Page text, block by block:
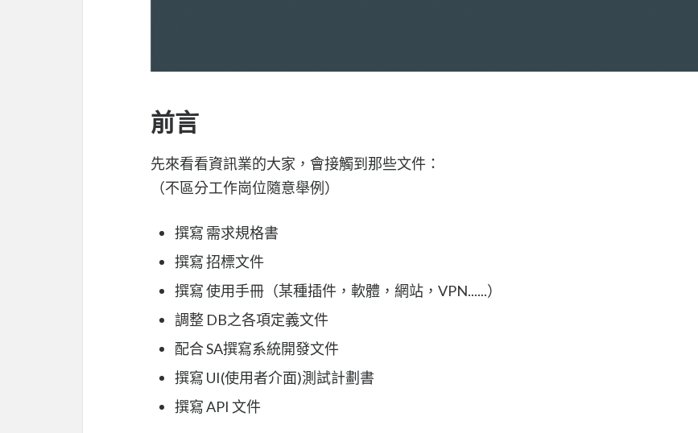
前言
先來看看資訊業的大家，會接觸到那些文件：
（不區分工作崗位隨意舉例）
撰寫 需求規格書
撰寫 招標文件
撰寫 使用手冊（某種插件，軟體，網站，VPN......）
調整 DB之各項定義文件
配合 SA撰寫系統開發文件
撰寫 UI(使用者介面)測試計劃書
撰寫 API 文件